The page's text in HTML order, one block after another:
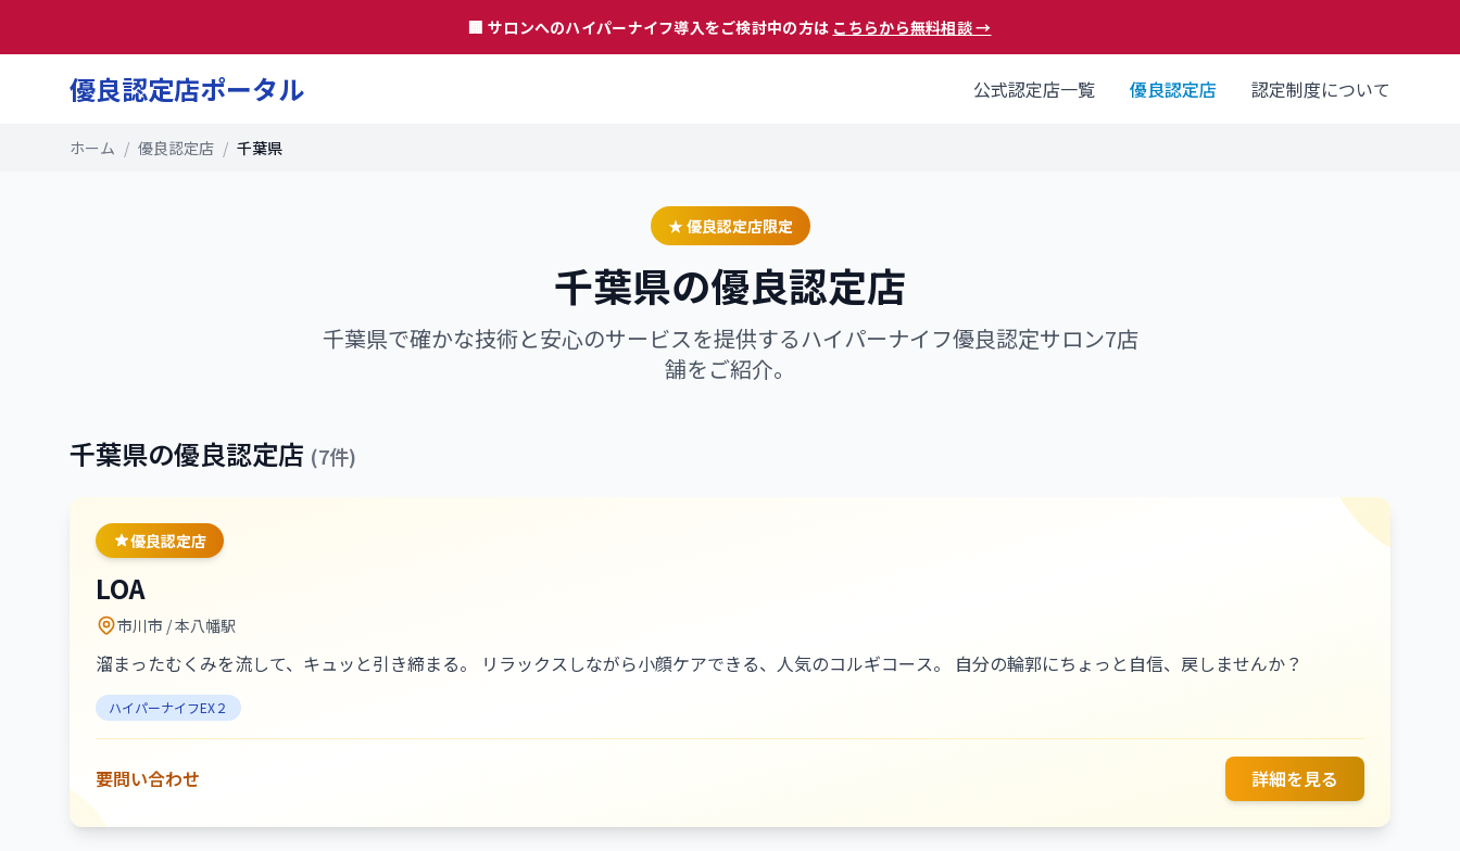
🏢 サロンへのハイパーナイフ導入をご検討中の方は こちらから無料相談 →
優良認定店ポータル 公式認定店一覧 優良認定店 認定制度について
ホーム / 優良認定店 / 千葉県
★ 優良認定店限定
千葉県の優良認定店
千葉県で確かな技術と安心のサービスを提供するハイパーナイフ優良認定サロン7店
舗をご紹介。
千葉県の優良認定店 (7件)
優良認定店
LOA
市川市 / 本八幡駅
溜まったむくみを流して、キュッと引き締まる。 リラックスしながら小顔ケアできる、人気のコルギコース。 自分の輪郭にちょっと自信、戻しませんか？
ハイパーナイフEX２
要問い合わせ 詳細を見る